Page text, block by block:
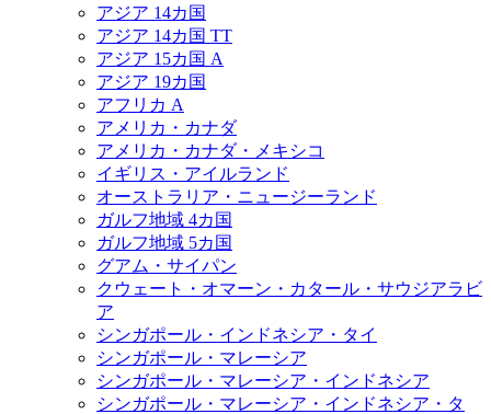
アジア 14カ国
アジア 14カ国 TT
アジア 15カ国 A
アジア 19カ国
アフリカ A
アメリカ・カナダ
アメリカ・カナダ・メキシコ
イギリス・アイルランド
オーストラリア・ニュージーランド
ガルフ地域 4カ国
ガルフ地域 5カ国
グアム・サイパン
クウェート・オマーン・カタール・サウジアラビ
ア
シンガポール・インドネシア・タイ
シンガポール・マレーシア
シンガポール・マレーシア・インドネシア
シンガポール・マレーシア・インドネシア・タ